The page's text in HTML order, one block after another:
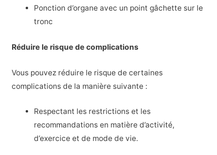
Ponction d’organe avec un point gâchette sur le
tronc
Réduire le risque de complications
Vous pouvez réduire le risque de certaines
complications de la manière suivante :
Respectant les restrictions et les
recommandations en matière d’activité,
d’exercice et de mode de vie.